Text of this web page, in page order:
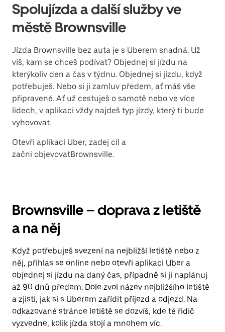
Spolujízda a další služby ve
městě Brownsville
Jízda Brownsville bez auta je s Uberem snadná. Už
víš, kam se chceš podívat? Objednej si jízdu na
kterýkoliv den a čas v týdnu. Objednej si jízdu, když
potřebuješ. Nebo si ji zamluv předem, ať máš vše
připravené. Ať už cestuješ o samotě nebo ve více
lidech, v aplikaci vždy najdeš typ jízdy, který ti bude
vyhovovat.
Otevři aplikaci Uber, zadej cíl a
začni objevovatBrownsville.
Brownsville – doprava z letiště
a na něj
Když potřebuješ svezení na nejbližší letiště nebo z
něj, přihlas se online nebo otevři aplikaci Uber a
objednej si jízdu na daný čas, případně si ji naplánuj
až 90 dnů předem. Dole zvol název nejbližšího letiště
a zjisti, jak si s Uberem zařídit příjezd a odjezd. Na
odkazované stránce letiště se dozvíš, kde tě řidič
vyzvedne, kolik jízda stojí a mnohem víc.